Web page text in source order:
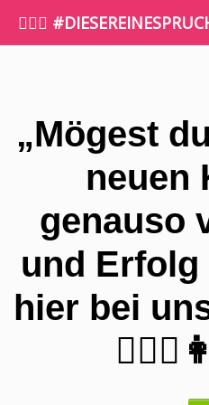
🤷🏼‍♀️
„Mögest
neuen
genauso
und
hier bei